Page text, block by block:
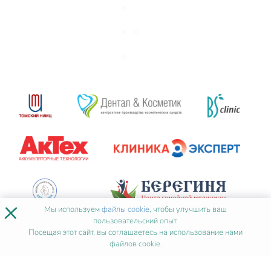
× Мы используемфайлы cookie, чтобы улучшить ваш
пользовательский опыт.
Посещая этот сайт, вы соглашаетесь на использование нами
файлов cookie.